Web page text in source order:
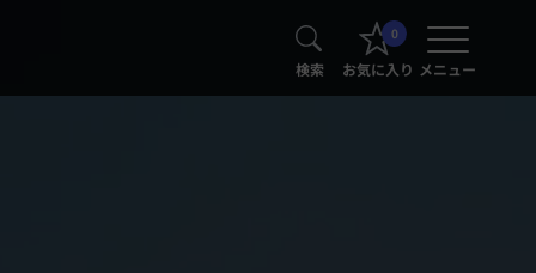
検索
0
お気に入り メニュー